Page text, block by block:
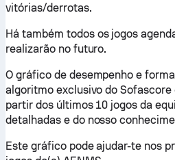
vitórias/derrotas.
Há também todos os jogos
realizarão no futuro.
O gráfico de desempenho e
algoritmo exclusivo do Sofascore
partir dos últimos 10 jogos da
detalhadas e do nosso
Este gráfico pode ajudar-te nos